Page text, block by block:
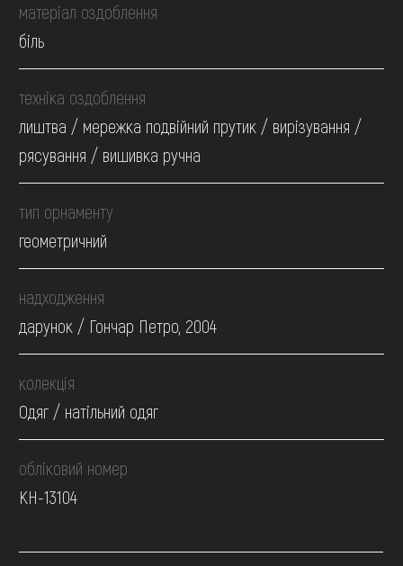
матеріал оздоблення
біль
техніка оздоблення
лиштва / мережка подвійний прутик / вирізування /
рясування / вишивка ручна
тип орнаменту
геометричний
надходження
дарунок / Гончар Петро, 2004
колекція
Одяг / натільний одяг
обліковий номер
КН-13104